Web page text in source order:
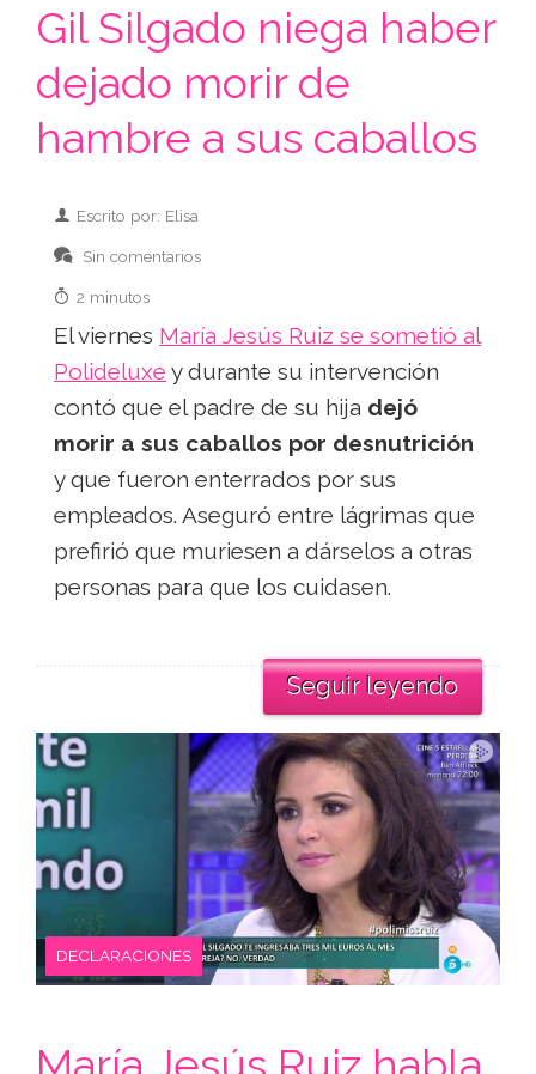
Gil Silgado niega haber
dejado morir de
hambre a sus caballos
Escrito por: Elisa
Sin comentarios
2 minutos
El viernes María Jesús Ruiz se sometió al
Polideluxe y durante su intervención
contó que el padre de su hija dejó
morir a sus caballos por desnutrición
y que fueron enterrados por sus
empleados. Aseguró entre lágrimas que
prefirió que muriesen a dárselos a otras
personas para que los cuidasen.
Seguir leyendo
DECLARACIONES